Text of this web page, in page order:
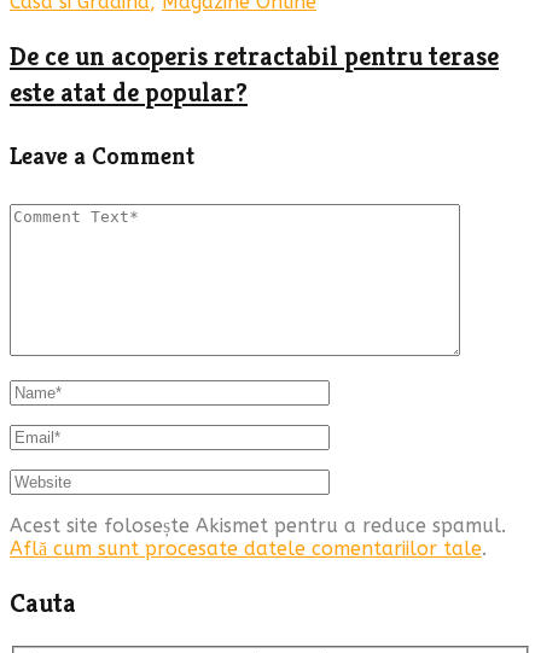
De ce un acoperis retractabil pentru terase
este atat de popular?
Leave a Comment
Acest site folosește Akismet pentru a reduce spamul.
Află cum sunt procesate datele comentariilor tale.
Cauta